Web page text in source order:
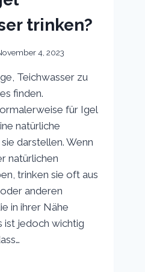
trinken?
4, 2023
Teichwasser zu
finden.
für Igel
natürliche
darstellen. Wenn
natürlichen
trinken sie oft aus
anderen
in ihrer Nähe
ist jedoch wichtig